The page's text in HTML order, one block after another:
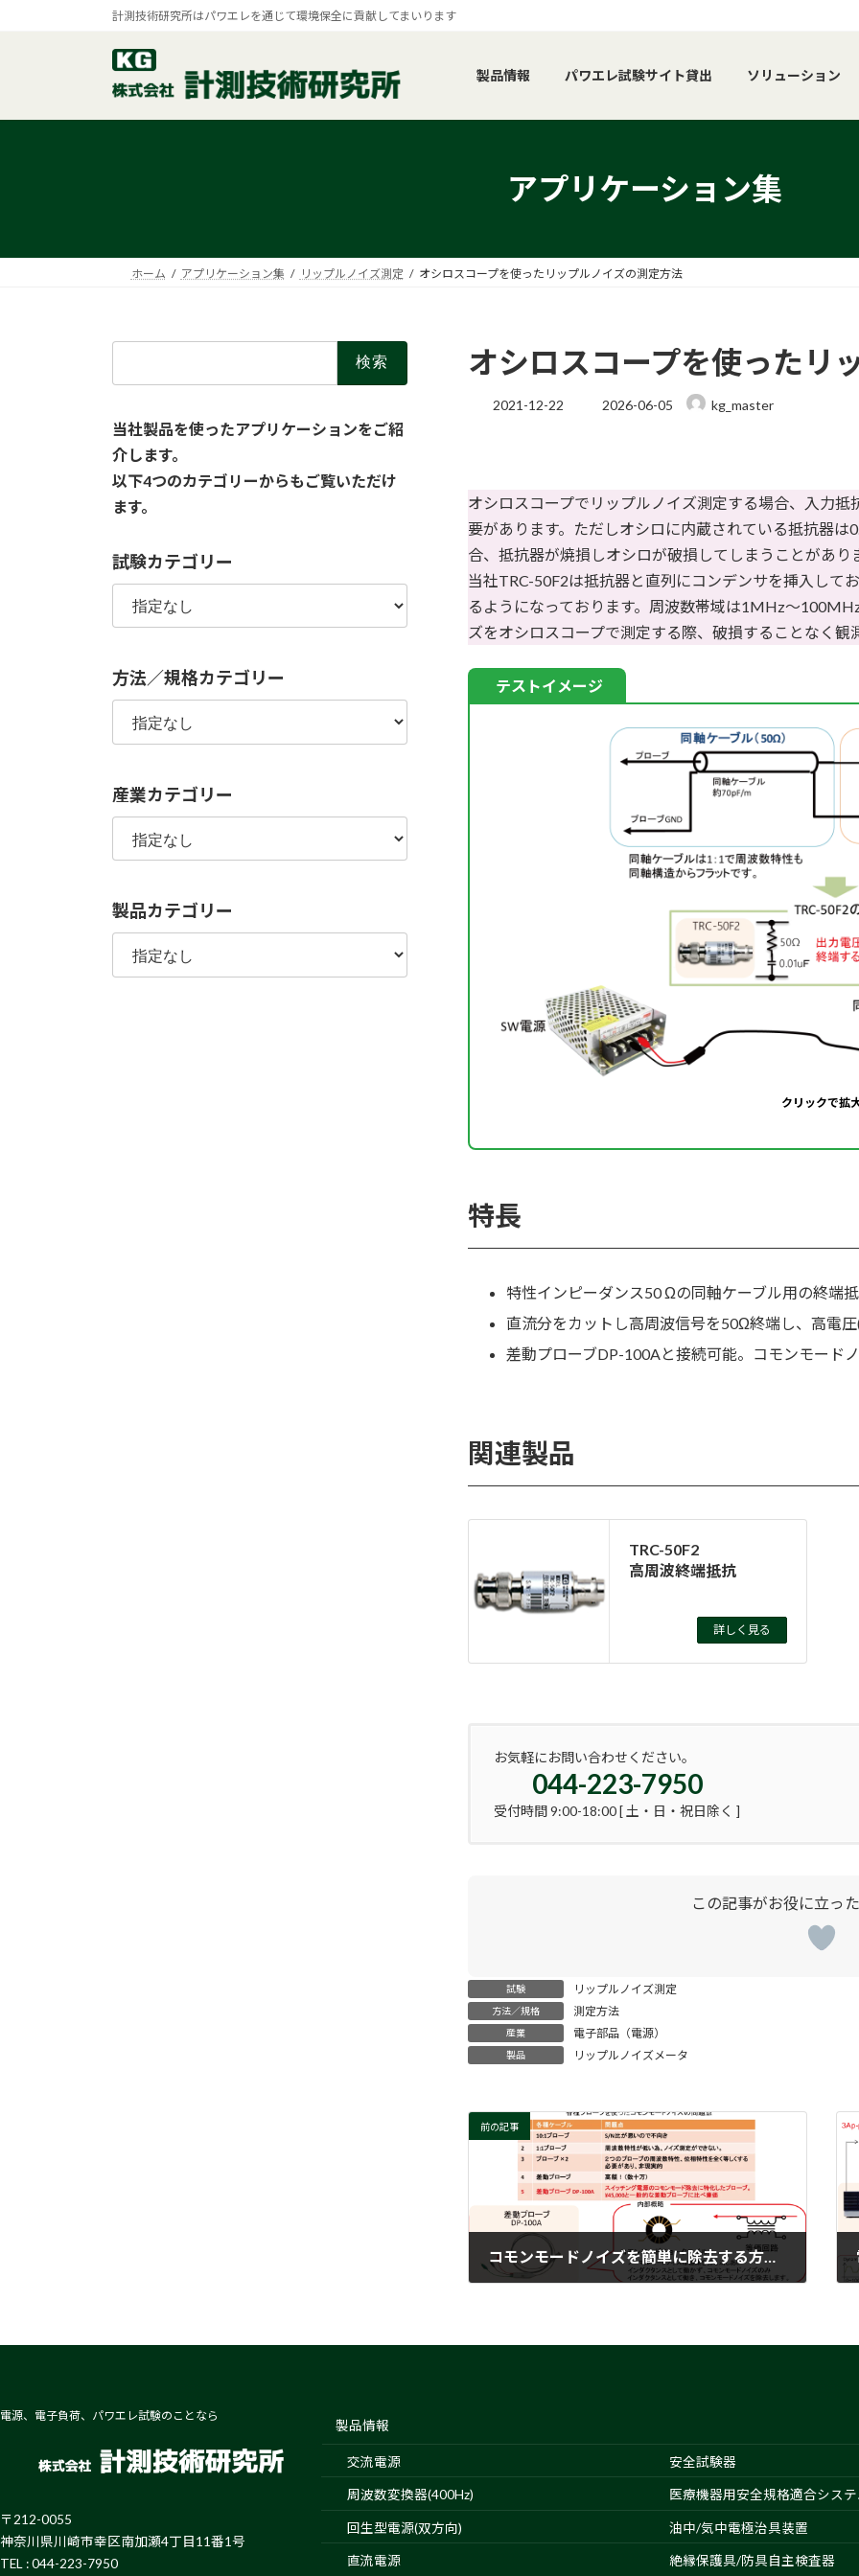
へ
ョ
計測技術研究所はパワエレを通じて環境保全に貢献してまいります
製品情報 パワエレ試験サイト貸出 ソリューション
アプリケーション集
ホーム アプリケーション集 リップルノイズ測定 オシロスコープを使ったリップルノイズの測定方法
オシロスコープを使ったリ
2021-12-22
最
時
2026-06-05 kg_master
オシロスコープでリップルノイズ測定する場合、入力
要があります。ただしオシロに内蔵されている抵抗器
合、抵抗器が焼損しオシロが破損してしまうことがあり
当社TRC-50F2は抵抗器と直列にコンデンサを挿入して
るようになっております。周波数帯域は1MHz～
ズをオシロスコープで測定する際、破損することなく観
テストイメージ
クリックで拡
特長
特性インピーダンス50 Ωの同軸ケーブル用の終端
直流分をカットし高周波信号を50Ω終端し、高電
差動プローブDP-100Aと接続可能。コモンモード
関連製品
TRC-50F2
高周波終端抵抗
詳しく見る
お気軽にお問い合わせください。
044-223-7950
受付時間 9:00-18:00 [ 土・日・祝日除く ]
試験 リップルノイズ測定
方法／規格 測定方法
産業 電子部品（電源）
製品 リップルノイズメータ
前の記事
コモンモードノイズを簡単に除去する方法とは
当社製品を使ったアプリケーションをご紹
介します。
以下4つのカテゴリーからもご覧いただけ
ます。
試験カテゴリー
方法／規格カテゴリー
産業カテゴリー
製品カテゴリー
電源、電子負荷、パワエレ試験のことなら
〒212-0055
神奈川県川崎市幸区南加瀬4丁目11番1号
TEL : 044-223-7950
製品情報
交流電源
周波数変換器(400Hz)
回生型電源(双方向)
直流電源
安全試験器
医療機器用安全規格適合シス
油中/気中電極治具装置
絶縁保護具/防具自主検査器